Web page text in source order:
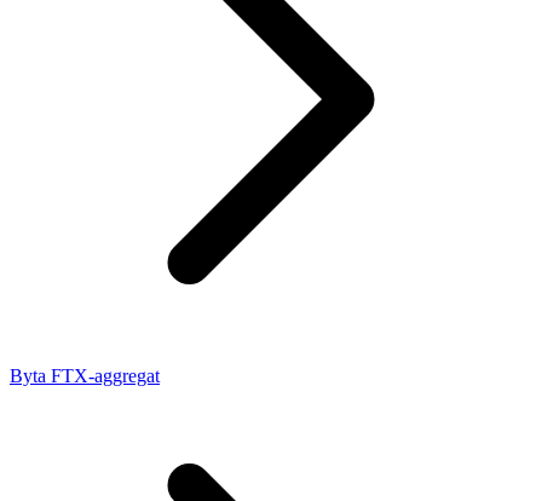
Byta FTX-aggregat